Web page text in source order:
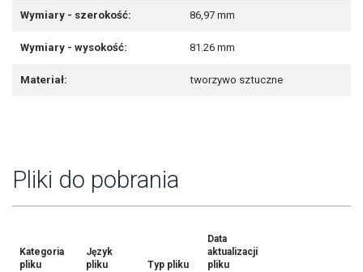
Wymiary - szerokość: 86,97 mm
Wymiary - wysokość: 81.26 mm
Materiał: tworzywo sztuczne
Pliki do pobrania
Kategoria
pliku
Język
pliku
Typ pliku
Data
aktualizacji
pliku